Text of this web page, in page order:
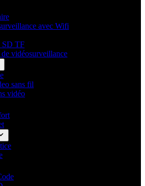
avec Wifi
SD TF
de vidéosurveillance
sans fil
vidéo